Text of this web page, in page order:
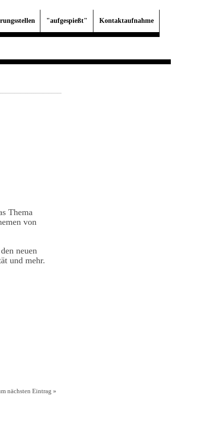
"aufgespießt" Kontaktaufnahme
Thema
von
neuen
und mehr.
nächsten Eintrag »